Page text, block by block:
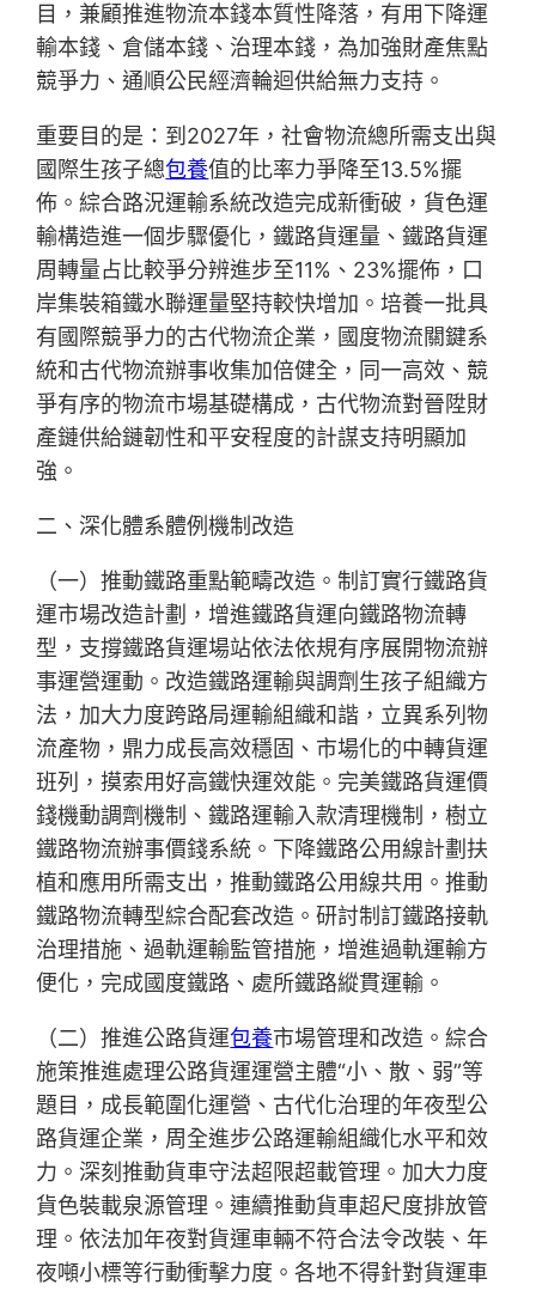
目，兼顧推進物流本錢本質性降落，有用下降運
輸本錢、倉儲本錢、治理本錢，為加強財產焦點
競爭力、通順公民經濟輪迴供給無力支持。
重要目的是：到2027年，社會物流總所需支出與
國際生孩子總包養值的比率力爭降至13.5%擺
佈。綜合路況運輸系統改造完成新衝破，貨色運
輸構造進一個步驟優化，鐵路貨運量、鐵路貨運
周轉量占比較爭分辨進步至11%、23%擺佈，口
岸集裝箱鐵水聯運量堅持較快增加。培養一批具
有國際競爭力的古代物流企業，國度物流關鍵系
統和古代物流辦事收集加倍健全，同一高效、競
爭有序的物流市場基礎構成，古代物流對晉陞財
產鏈供給鏈韌性和平安程度的計謀支持明顯加
強。
二、深化體系體例機制改造
（一）推動鐵路重點範疇改造。制訂實行鐵路貨
運市場改造計劃，增進鐵路貨運向鐵路物流轉
型，支撐鐵路貨運場站依法依規有序展開物流辦
事運營運動。改造鐵路運輸與調劑生孩子組織方
法，加大力度跨路局運輸組織和諧，立異系列物
流產物，鼎力成長高效穩固、市場化的中轉貨運
班列，摸索用好高鐵快運效能。完美鐵路貨運價
錢機動調劑機制、鐵路運輸入款清理機制，樹立
鐵路物流辦事價錢系統。下降鐵路公用線計劃扶
植和應用所需支出，推動鐵路公用線共用。推動
鐵路物流轉型綜合配套改造。研討制訂鐵路接軌
治理措施、過軌運輸監管措施，增進過軌運輸方
便化，完成國度鐵路、處所鐵路縱貫運輸。
（二）推進公路貨運包養市場管理和改造。綜合
施策推進處理公路貨運運營主體“小、散、弱”等
題目，成長範圍化運營、古代化治理的年夜型公
路貨運企業，周全進步公路運輸組織化水平和效
力。深刻推動貨車守法超限超載管理。加大力度
貨色裝載泉源管理。連續推動貨車超尺度排放管
理。依法加年夜對貨運車輛不符合法令改裝、年
夜噸小標等行動衝擊力度。各地不得針對貨運車